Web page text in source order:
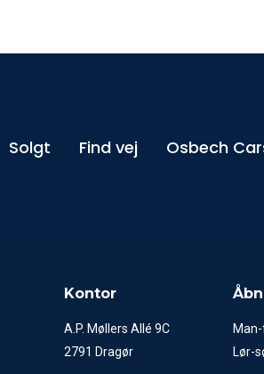
Solgt Find vej Osbech
Kontor
A.P. Møllers Allé 9C
2791 Dragør
Lør-